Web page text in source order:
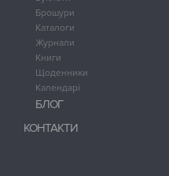
Брошури
Каталоги
Журнали
Книги
Щоденники
Календарі
БЛОГ
КОНТАКТИ